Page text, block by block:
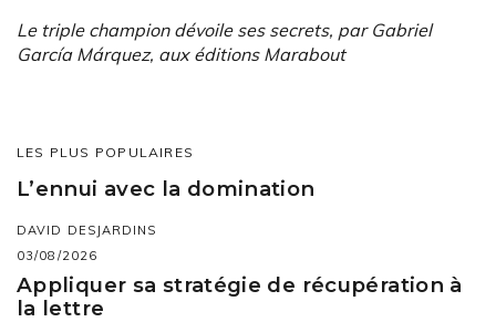
Le triple champion dévoile ses secrets, par Gabriel
García Márquez, aux éditions Marabout
LES PLUS POPULAIRES
L’ennui avec la domination
DAVID DESJARDINS
03/08/2026
Appliquer sa stratégie de récupération à
la lettre